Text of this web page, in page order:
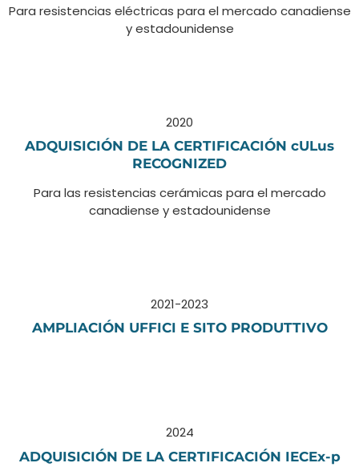
Para resistencias eléctricas para el mercado canadiense
y estadounidense
2020
ADQUISICIÓN DE LA CERTIFICACIÓN cULus
RECOGNIZED
Para las resistencias cerámicas para el mercado
canadiense y estadounidense
2021-2023
AMPLIACIÓN UFFICI E SITO PRODUTTIVO
2024
ADQUISICIÓN DE LA CERTIFICACIÓN IECEx-p